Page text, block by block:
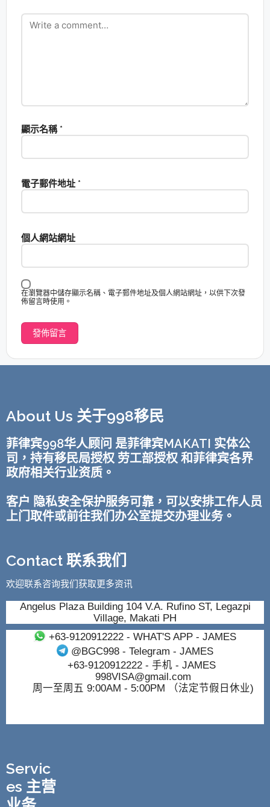
顯示名稱 *
電子郵件地址 *
個人網站網址
在瀏覽器中儲存顯示名稱、電子郵件地址及個人網站網址，以供下次發
佈留言時使用。
About Us 关于998移民
菲律宾998华人顾问 是菲律宾MAKATI 实体公
司，持有移民局授权 劳工部授权 和菲律宾各界
政府相关行业资质。
客户 隐私安全保护服务可靠，可以安排工作人员
上门取件或前往我们办公室提交办理业务。
Contact 联系我们
欢迎联系咨询我们获取更多资讯
Angelus Plaza Building 104 V.A. Rufino ST, Legazpi
Village, Makati PH
+63-9120912222- WHAT'S APP - JAMES
@BGC998 - Telegram - JAMES
+63-9120912222- 手机 - JAMES
998VISA@gmail.com
周一至周五 9:00AM - 5:00PM （法定节假日休业)
Servic
es 主营